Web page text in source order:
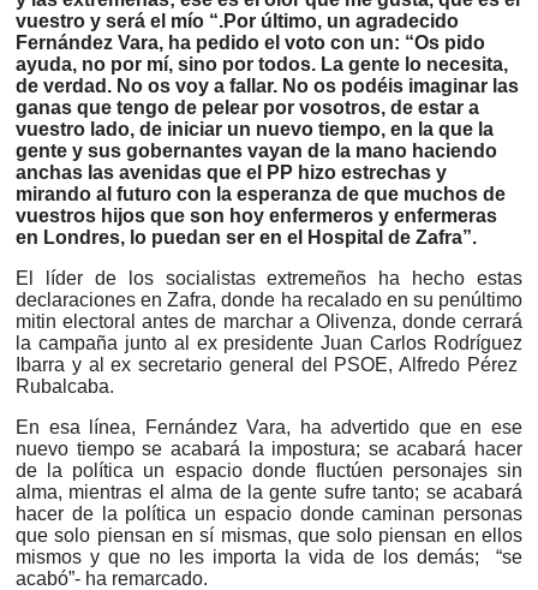
vuestro y será el mío “.Por último, un agradecido
Fernández Vara, ha pedido el voto con un: “Os pido
ayuda, no por mí, sino por todos. La gente lo necesita,
de verdad. No os voy a fallar. No os podéis imaginar las
ganas que tengo de pelear por vosotros, de estar a
vuestro lado, de iniciar un nuevo tiempo, en la que la
gente y sus gobernantes vayan de la mano haciendo
anchas las avenidas que el PP hizo estrechas y
mirando al futuro con la esperanza de que muchos de
vuestros hijos que son hoy enfermeros y enfermeras
en Londres, lo puedan ser en el Hospital de Zafra”.
El líder de los socialistas extremeños ha hecho estas
declaraciones en Zafra, donde ha recalado en su penúltimo
mitin electoral antes de marchar a Olivenza, donde cerrará
la campaña junto al ex presidente Juan Carlos Rodríguez
Ibarra y al ex secretario general del PSOE, Alfredo Pérez
Rubalcaba.
En esa línea, Fernández Vara, ha advertido que en ese
nuevo tiempo se acabará la impostura; se acabará hacer
de la política un espacio donde fluctúen personajes sin
alma, mientras el alma de la gente sufre tanto; se acabará
hacer de la política un espacio donde caminan personas
que solo piensan en sí mismas, que solo piensan en ellos
mismos y que no les importa la vida de los demás; “se
acabó”- ha remarcado.